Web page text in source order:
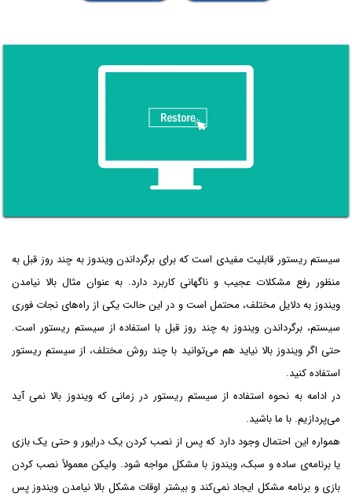
سیستم ریستور قابلیت مفیدی است که برای برگرداندن ویندوز به چند روز قبل به
منظور رفع مشکلات عجیب و ناگهانی کاربرد دارد. به عنوان مثال بالا نیامدن
ویندوز به دلایل مختلف، محتمل است و در این حالت یکی از راه‌های نجات فوری
سیستم، برگرداندن ویندوز به چند روز قبل با استفاده از سیستم ریستور است.
حتی اگر ویندوز بالا نیاید هم می‌توانید با چند روش مختلف، از سیستم ریستور
استفاده کنید.
در ادامه به نحوه استفاده از سیستم ریستور در زمانی که ویندوز بالا نمی آید
می‌پردازیم. با ما باشید.
همواره این احتمال وجود دارد که پس از نصب کردن یک درایور و حتی یک بازی
یا برنامه‌ی ساده و سبک، ویندوز با مشکل مواجه شود. ولیکن معمولاً نصب کردن
بازی و برنامه مشکل ایجاد نمی‌کند و بیشتر اوقات مشکل بالا نیامدن ویندوز پس